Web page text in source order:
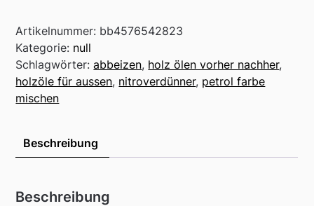
Artikelnummer: bb4576542823
Kategorie: null
Schlagwörter:abbeizen, holz ölen vorher nachher,
holzöle für aussen, nitroverdünner, petrol farbe
mischen
Beschreibung
Beschreibung